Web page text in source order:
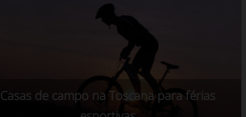
Casas de campo na Toscana para férias